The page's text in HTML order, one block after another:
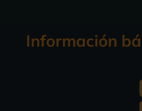
Información